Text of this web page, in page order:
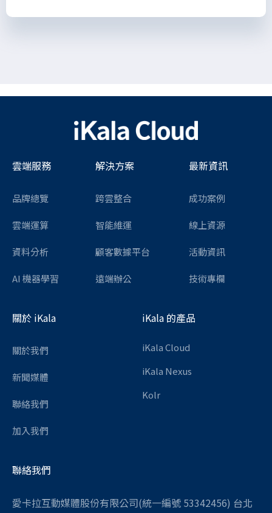
雲端服務
品牌總覽
雲端運算
資料分析
AI 機器學習
解決方案
跨雲整合
智能維運
顧客數據平台
遠端辦公
最新資訊
成功案例
線上資源
活動資訊
技術專欄
關於 iKala
關於我們
新聞媒體
聯絡我們
加入我們
iKala 的產品
iKala Cloud
iKala Nexus
Kolr
聯絡我們
愛卡拉互動媒體股份有限公司(統一編號 53342456) 台北